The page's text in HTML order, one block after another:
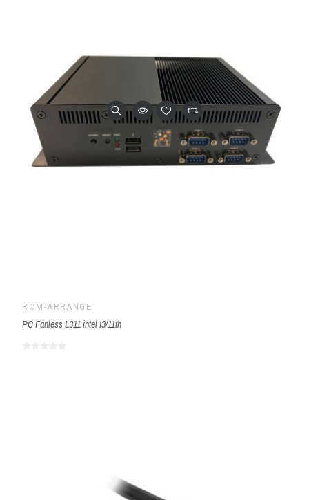
ROM-ARRANGÉ
PC Fanless L311 intel i3/11th